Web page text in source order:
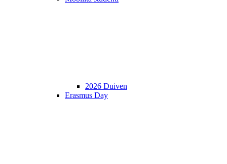
2026 Duiven
Erasmus Day